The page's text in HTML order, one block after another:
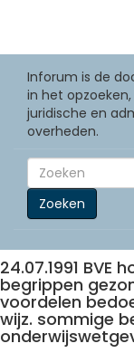
Inforum is de
in het
juridische en
overheden.
Zoeken
24.07.1991 BVE
begrippen
voordelen
wijz. sommige